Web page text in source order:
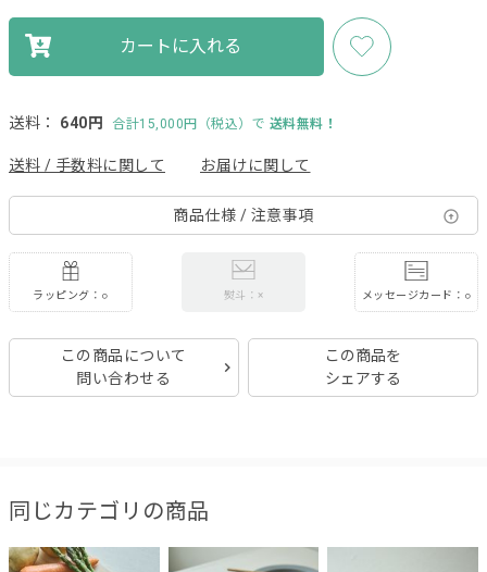
カートに入れる
送料： 640円 合計15,000円（税込）で 送料無料！
送料 / 手数料に関して お届けに関して
商品仕様 / 注意事項
ラッピング：○ 熨斗：× メッセージカード：○
この商品について
問い合わせる
この商品を
シェアする
同じカテゴリの商品